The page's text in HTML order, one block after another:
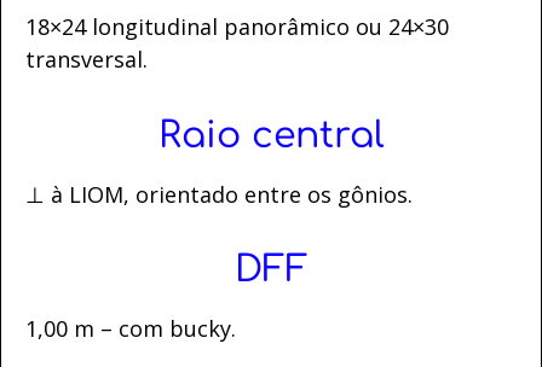
18×24 longitudinal panorâmico ou 24×30
transversal.
Raio central
⊥ à LIOM, orientado entre os gônios.
DFF
1,00 m – com bucky.